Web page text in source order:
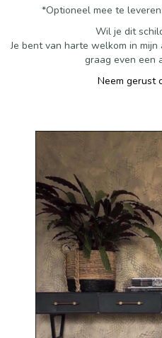
*Optioneel mee te
Wil je dit
Je bent van harte welkom in
graag even een
Neem gerust